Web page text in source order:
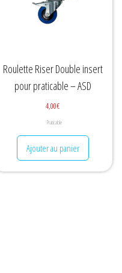
Roulette Riser Double insert
pour praticable – ASD
4,00€
Praticable
Ajouter au panier